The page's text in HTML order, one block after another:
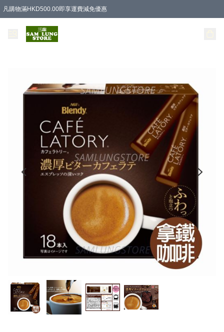
凡購物滿HKD500.00即享運費減免優惠